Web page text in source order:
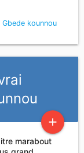
Gbede kounnou
add
marabout